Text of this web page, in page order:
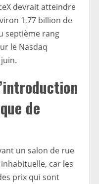
devrait atteindre
1,77 billion de
septième rang
le Nasdaq
de
un salon de rue
car les
prix qui sont